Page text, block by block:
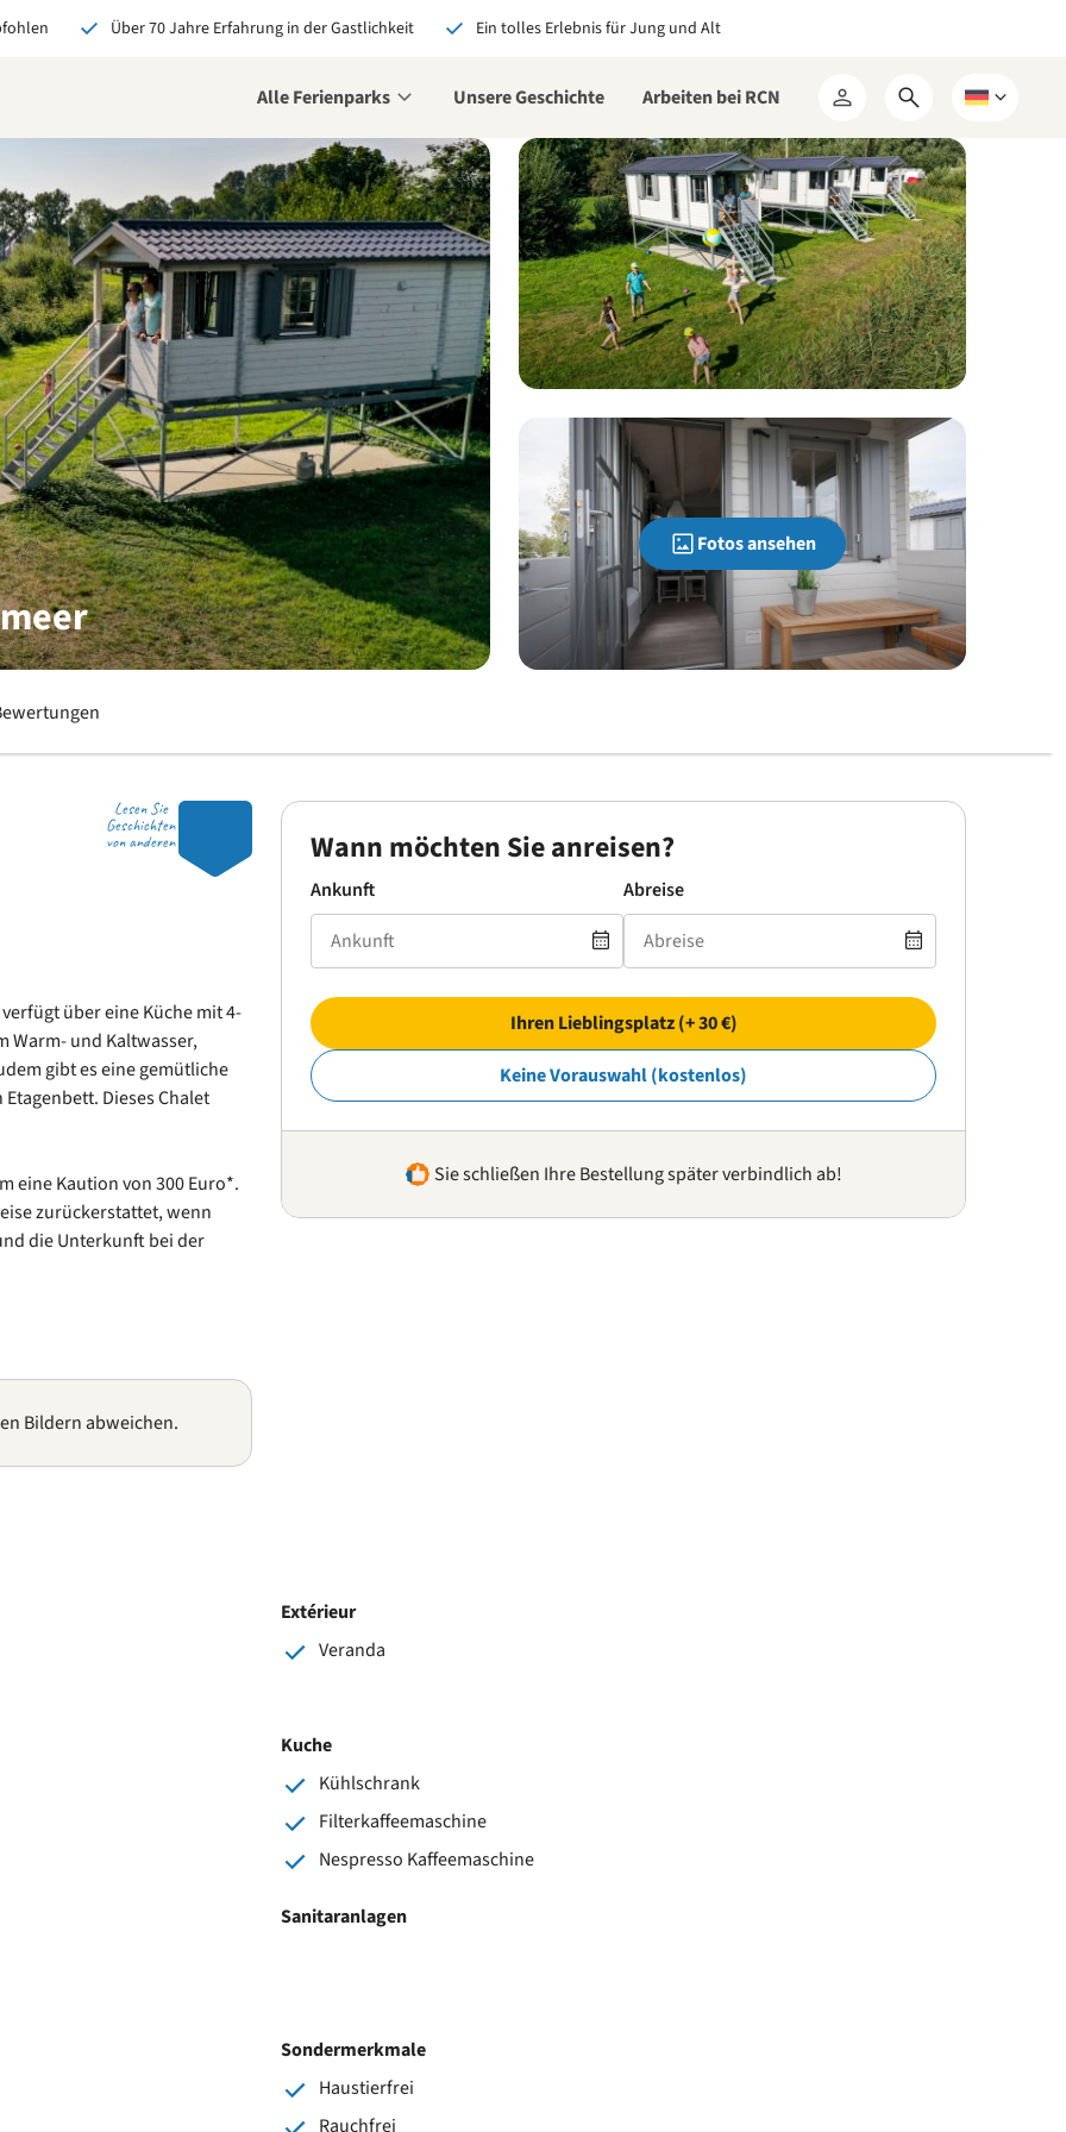
Über 70 Jahre Erfahrung in der Gastlichkeit Ein tolles Erlebnis für Jung und Alt
Alle Ferienparks Unsere Geschichte Arbeiten bei RCN
Mein
RCN
Suchformular
öffnen
Wählen
eine
Sprache
Fotos ansehen
Lesen Sie
Geschichten
von anderen
über eine Küche mit 4-
Warm- und Kaltwasser,
gibt es eine gemütliche
Dieses Chalet
eine Kaution von 300 Euro*.
zurückerstattet, wenn
die Unterkunft bei der
Bildern abweichen.
Wann möchten Sie anreisen?
Ankunft Abreise
Ihren Lieblingsplatz (+ 30 €)
Keine Vorauswahl (kostenlos)
Sie schließen Ihre Bestellung später verbindlich ab!
Extérieur
Veranda
Kuche
Kühlschrank
Filterkaffeemaschine
Nespresso Kaffeemaschine
Sanitaranlagen
Sondermerkmale
Haustierfrei
Rauchfrei